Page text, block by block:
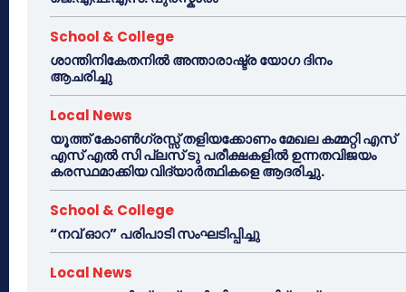
School & College
ശാന്തിനികേതനിൽ അന്താരാഷ്ട്ര യോഗ ദിനം
ആചരിച്ചു
Local News
യൂത്ത് കോൺഗ്രസ്സ് തളിയക്കോണം മേഖല കമ്മറ്റി എസ്
എസ് എൽ സി പ്ലസ് ടു പരീക്ഷകളിൽ ഉന്നതവിജയം
കരസ്ഥമാക്കിയ വിദ്യാർത്ഥികളെ ആദരിച്ചു.
School & College
“നവ് ഓറ” പരിപാടി സംഘടിപ്പിച്ചു
Local News